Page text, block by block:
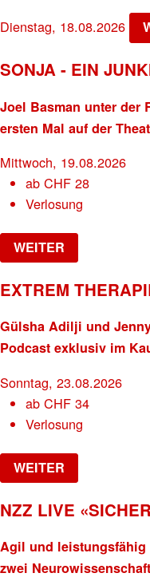
Dienstag, 18.08.2026
SONJA - EIN
Joel Basman unter der
ersten Mal auf der
Mittwoch, 19.08.2026
abCHF 28
Verlosung
WEITER
EXTREM
Gülsha Adilji und
Podcast exklusiv im
Sonntag, 23.08.2026
abCHF 34
Verlosung
WEITER
NZZ LIVE
Agil und leistungsfähig
zwei